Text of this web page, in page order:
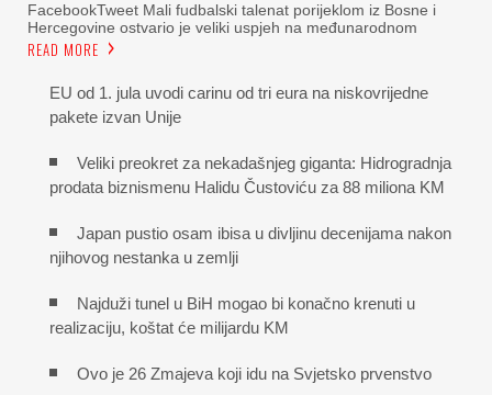
FacebookTweet Mali fudbalski talenat porijeklom iz Bosne i
Hercegovine ostvario je veliki uspjeh na međunarodnom
READ MORE
EU od 1. jula uvodi carinu od tri eura na niskovrijedne
pakete izvan Unije
Veliki preokret za nekadašnjeg giganta: Hidrogradnja
prodata biznismenu Halidu Čustoviću za 88 miliona KM
Japan pustio osam ibisa u divljinu decenijama nakon
njihovog nestanka u zemlji
Najduži tunel u BiH mogao bi konačno krenuti u
realizaciju, koštat će milijardu KM
Ovo je 26 Zmajeva koji idu na Svjetsko prvenstvo